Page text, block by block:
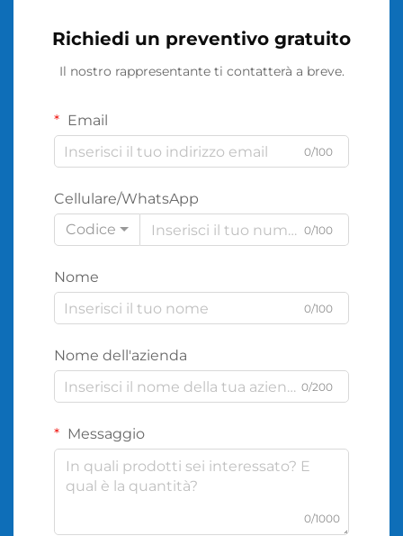
Richiedi un preventivo gratuito
Il nostro rappresentante ti contatterà a breve.
Email
0/100
Cellulare/WhatsApp
Codice
0/100
Nome
0/100
Nome dell'azienda
0/200
Messaggio
0/1000